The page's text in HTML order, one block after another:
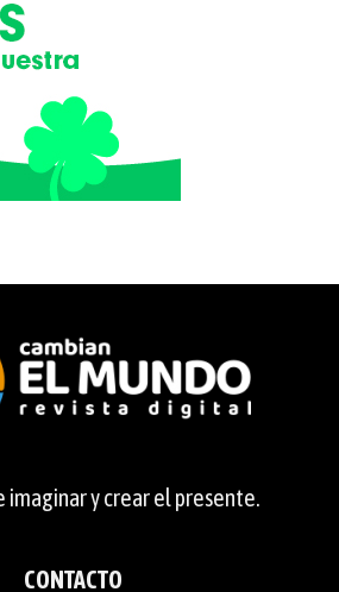
imaginar y crear el presente.
CONTACTO